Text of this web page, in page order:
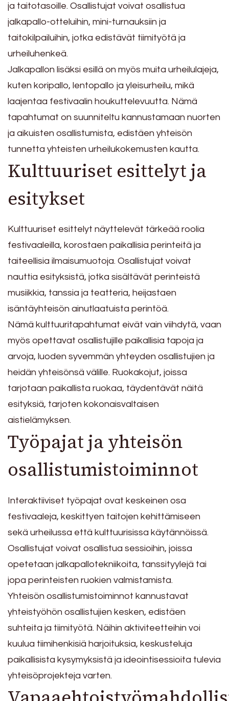
ja taitotasoille. Osallistujat voivat osallistua
jalkapallo-otteluihin, mini-turnauksiin ja
taitokilpailuihin, jotka edistävät tiimityötä ja
urheiluhenkeä.
Jalkapallon lisäksi esillä on myös muita urheilulajeja,
kuten koripallo, lentopallo ja yleisurheilu, mikä
laajentaa festivaalin houkuttelevuutta. Nämä
tapahtumat on suunniteltu kannustamaan nuorten
ja aikuisten osallistumista, edistäen yhteisön
tunnetta yhteisten urheilukokemusten kautta.
Kulttuuriset esittelyt ja
esitykset
Kulttuuriset esittelyt näyttelevät tärkeää roolia
festivaaleilla, korostaen paikallisia perinteitä ja
taiteellisia ilmaisumuotoja. Osallistujat voivat
nauttia esityksistä, jotka sisältävät perinteistä
musiikkia, tanssia ja teatteria, heijastaen
isäntäyhteisön ainutlaatuista perintöä.
Nämä kulttuuritapahtumat eivät vain viihdytä, vaan
myös opettavat osallistujille paikallisia tapoja ja
arvoja, luoden syvemmän yhteyden osallistujien ja
heidän yhteisönsä välille. Ruokakojut, joissa
tarjotaan paikallista ruokaa, täydentävät näitä
esityksiä, tarjoten kokonaisvaltaisen
aistielämyksen.
Työpajat ja yhteisön
osallistumistoiminnot
Interaktiiviset työpajat ovat keskeinen osa
festivaaleja, keskittyen taitojen kehittämiseen
sekä urheilussa että kulttuurisissa käytännöissä.
Osallistujat voivat osallistua sessioihin, joissa
opetetaan jalkapallotekniikoita, tanssityylejä tai
jopa perinteisten ruokien valmistamista.
Yhteisön osallistumistoiminnot kannustavat
yhteistyöhön osallistujien kesken, edistäen
suhteita ja tiimityötä. Näihin aktiviteetteihin voi
kuulua tiimihenkisiä harjoituksia, keskusteluja
paikallisista kysymyksistä ja ideointisessioita tulevia
yhteisöprojekteja varten.